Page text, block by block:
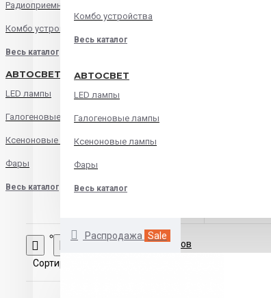
Комбо устройства
Весь каталог
АВТОСВЕТ
LED лампы
Галогеновые лампы
Ксеноновые лампы
Фары
Весь каталог
Распродажа Sale
Радиоприемники
Комбо устройства
Весь каталог
АВТОСВЕТ
LED лампы
Галогеновые лампы
Ксеноновые лампы
Фары
Весь каталог
Сравнение товаров
Сортировка: